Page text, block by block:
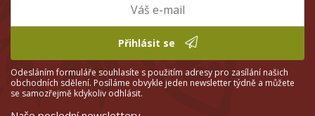
Přihlásit se
Odesláním formuláře souhlasíte s použitím adresy pro zasílání našich
obchodních sdělení. Posíláme obvykle jeden newsletter týdně a můžete
se samozřejmě kdykoliv odhlásit.